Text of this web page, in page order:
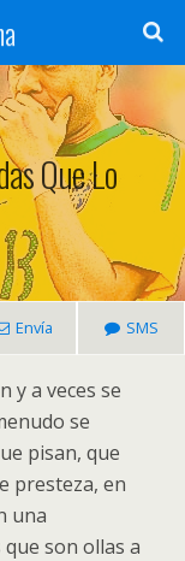
Que Lo
Envía SMS
y a veces se
se
pisan, que
presteza, en
una
son ollas a